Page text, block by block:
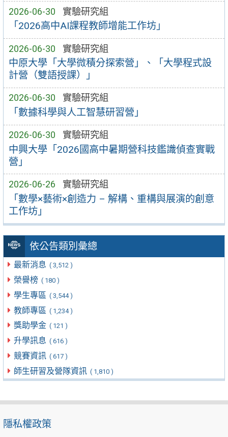
2026-06-30 實驗研究組
「2026高中AI課程教師增能工作坊」
2026-06-30 實驗研究組
中原大學「大學微積分探索營」、「大學程式設
計營（雙語授課）」
2026-06-30 實驗研究組
「數據科學與人工智慧研習營」
2026-06-30 實驗研究組
中興大學「2026國高中暑期營科技鑑識偵查實戰
營」
2026-06-26 實驗研究組
「數學×藝術×創造力 – 解構、重構與展演的創意
工作坊」
依公告類別彙總
最新消息 ( 3,512 )
榮譽榜 ( 180 )
學生專區 ( 3,544 )
教師專區 ( 1,234 )
獎助學金 ( 121 )
升學訊息 ( 616 )
競賽資訊 ( 617 )
師生研習及營隊資訊 ( 1,810 )
隱私權政策